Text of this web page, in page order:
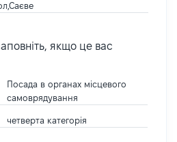
якщо це вас
Посада в органах місцевого
самоврядування
четверта категорія